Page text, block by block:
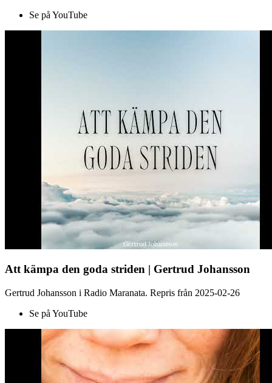
Se på YouTube
Att kämpa den goda striden | Gertrud Johansson
Gertrud Johansson i Radio Maranata. Repris från 2025-02-26
Se på YouTube